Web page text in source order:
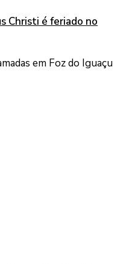
Christi é feriado no
em Foz do Iguaçu